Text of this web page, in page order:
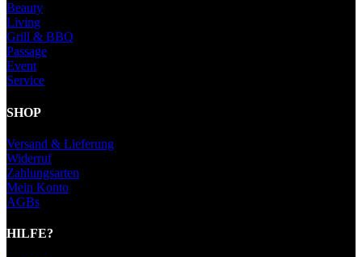
Beauty
Living
Grill & BBQ
Passage
Event
Service
SHOP
Versand & Lieferung
Widerruf
Zahlungsarten
Mein Konto
AGBs
HILFE?